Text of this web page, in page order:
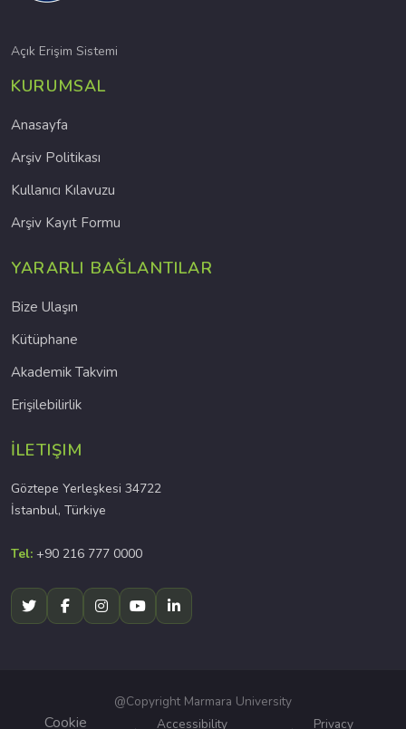
Açık Erişim Sistemi
KURUMSAL
Anasayfa
Arşiv Politikası
Kullanıcı Kılavuzu
Arşiv Kayıt Formu
YARARLI BAĞLANTILAR
Bize Ulaşın
Kütüphane
Akademik Takvim
Erişilebilirlik
İLETIŞIM
Göztepe Yerleşkesi 34722
İstanbul, Türkiye
Tel: +90 216 777 0000
@Copyright Marmara University
Cookie Accessibility Privacy